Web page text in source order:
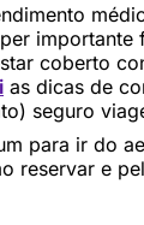
importante
coberto
as dicas de
seguro
para ir do
reservar e